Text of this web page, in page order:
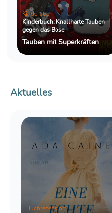
Kinderbuch
Kinderbuch: Knallharte Tauben
gegen das Böse
Tauben mit Superkräften
Aktuelles
Buchrezension